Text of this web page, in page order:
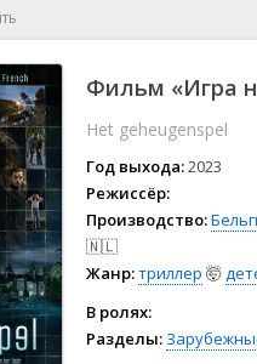
🕺 Мюзикл
👨‍💻 Реальное тв
🎤 Ток-шоу
🧙‍♀️ Фантастика
🏅 Церемония
Фильм «Игра
Het geheugenspel
Год выхода:2023
Режиссёр:
Производство:
🇳🇱
Жанр:триллер 🤯
В ролях:
Разделы: